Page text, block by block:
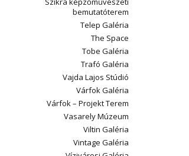
bemutatóterem
Telep Galéria
The Space
Tobe Galéria
Trafó Galéria
Vajda Lajos Stúdió
Várfok Galéria
Várfok – Projekt Terem
Vasarely Múzeum
Viltin Galéria
Vintage Galéria